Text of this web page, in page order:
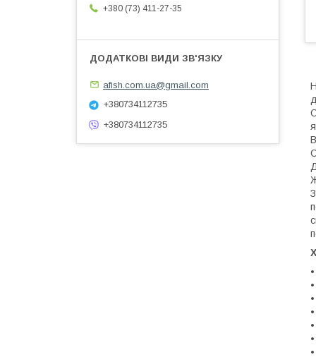
+380 (73) 411-27-35
afish.com.ua@gmail.com
+380734112735
+380734112735